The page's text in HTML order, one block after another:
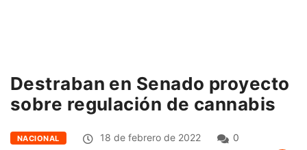
Destraban en Senado proyecto
sobre regulación de cannabis
NACIONAL 18 de febrero de 2022
0